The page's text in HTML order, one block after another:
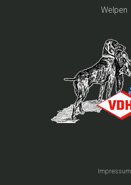
Welpen
Impressum